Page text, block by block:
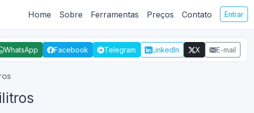
Home Sobre Ferramentas Preços Contato Entrar
WhatsApp Facebook Telegram LinkedIn X E-mail